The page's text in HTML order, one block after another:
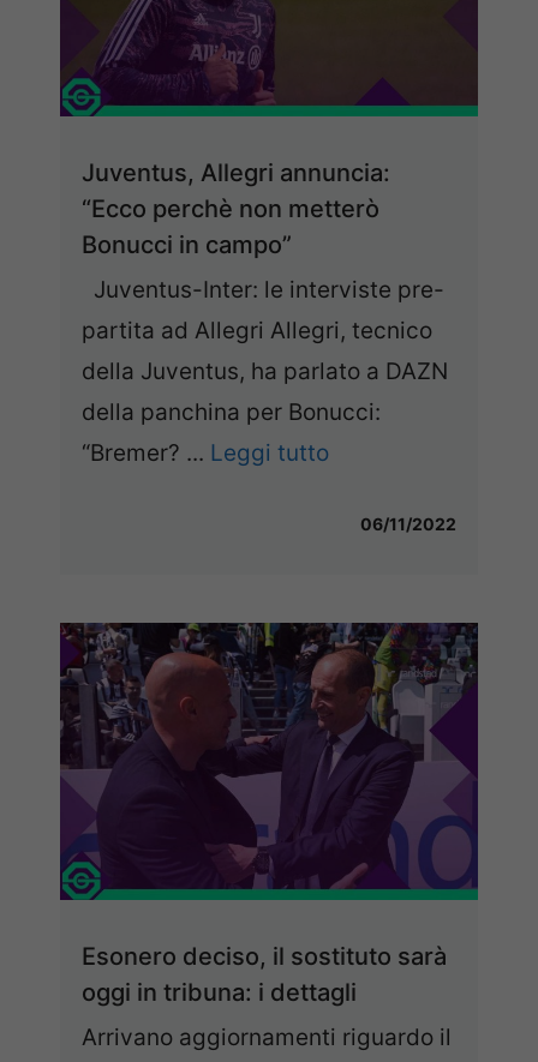
Juventus, Allegri annuncia:
“Ecco perchè non metterò
Bonucci in campo”
Juventus-Inter: le interviste pre-
partita ad Allegri Allegri, tecnico
della Juventus, ha parlato a DAZN
della panchina per Bonucci:
“Bremer? ... Leggi tutto
06/11/2022
Esonero deciso, il sostituto sarà
oggi in tribuna: i dettagli
Arrivano aggiornamenti riguardo il